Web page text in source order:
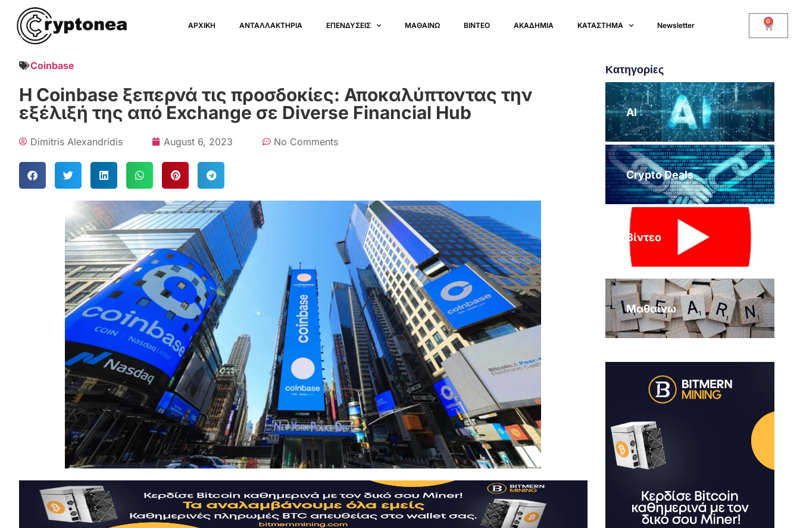
ΑΡΧΙΚΗ ΑΝΤΑΛΛΑΚΤΗΡΙΑ ΕΠΕΝΔΥΣΕΙΣ ΜΑΘΑΙΝΩ ΒΙΝΤΕΟ ΑΚΑΔΗΜΙΑ ΚΑΤΑΣΤΗΜΑ Newsletter 0
Coinbase
Η Coinbase ξεπερνά τις προσδοκίες: Αποκαλύπτοντας την
εξέλιξή της από Exchange σε Diverse Financial Hub
Dimitris Alexandridis August 6, 2023 No Comments
Κατηγορίες
AI
Crypto Deals
Βίντεο
Μαθαίνω